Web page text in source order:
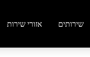
שירותים אזורי שירות